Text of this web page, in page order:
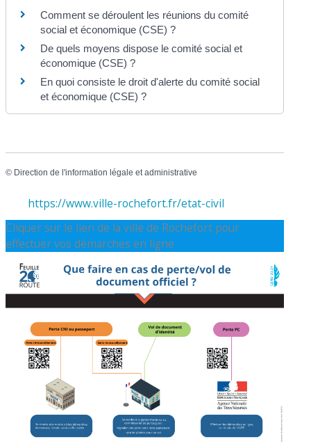
Comment se déroulent les réunions du comité
social et économique (CSE) ?
De quels moyens dispose le comité social et
économique (CSE) ?
En quoi consiste le droit d'alerte du comité social
et économique (CSE) ?
© Direction de l'information légale et administrative
https://www.ville-rochefort.fr/etat-civil
Cliquer sur le lien de la ville de Rochefort pour
effectuer vos démarches en ligne